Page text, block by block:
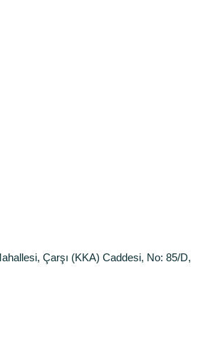
Çarşı (KKA) Caddesi, No: 85/D,